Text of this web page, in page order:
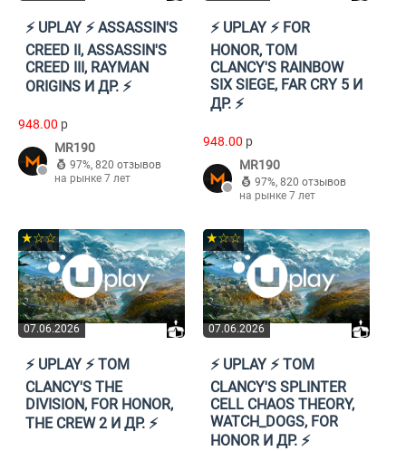
⚡️ UPLAY ⚡️ ASSASSIN'S
CREED II, ASSASSIN'S
CREED III, RAYMAN
ORIGINS И ДР. ⚡️
948.00 p
MR190
97%, 820 отзывов
на рынке 7 лет
⚡️ UPLAY ⚡️ FOR
HONOR, TOM
CLANCY'S RAINBOW
SIX SIEGE, FAR CRY 5 И
ДР. ⚡️
948.00 p
MR190
97%, 820 отзывов
на рынке 7 лет
07.06.2026
★☆☆
⚡️ UPLAY ⚡️ TOM
CLANCY'S THE
DIVISION, FOR HONOR,
THE CREW 2 И ДР. ⚡️
07.06.2026
★☆☆
⚡️ UPLAY ⚡️ TOM
CLANCY'S SPLINTER
CELL CHAOS THEORY,
WATCH_DOGS, FOR
HONOR И ДР. ⚡️